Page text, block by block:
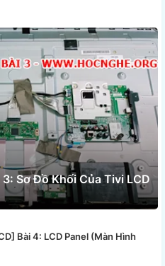
Sơ Đồ Khối Của Tivi LCD
Bài 4: LCD Panel (Màn Hình